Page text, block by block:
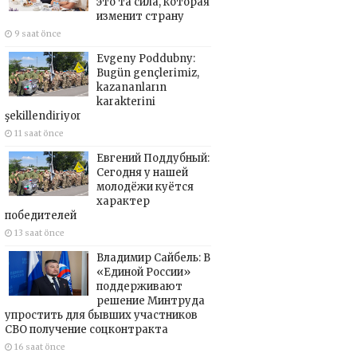
изменит страну
9 saat önce
Evgeny Poddubny:
Bugün gençlerimiz,
kazananların
karakterini
şekillendiriyor
11 saat önce
Евгений Поддубный:
Сегодня у нашей
молодёжи куётся
характер
победителей
13 saat önce
Владимир Сайбель: В
«Единой России»
поддерживают
решение Минтруда
упростить для бывших участников
СВО получение соцконтракта
16 saat önce